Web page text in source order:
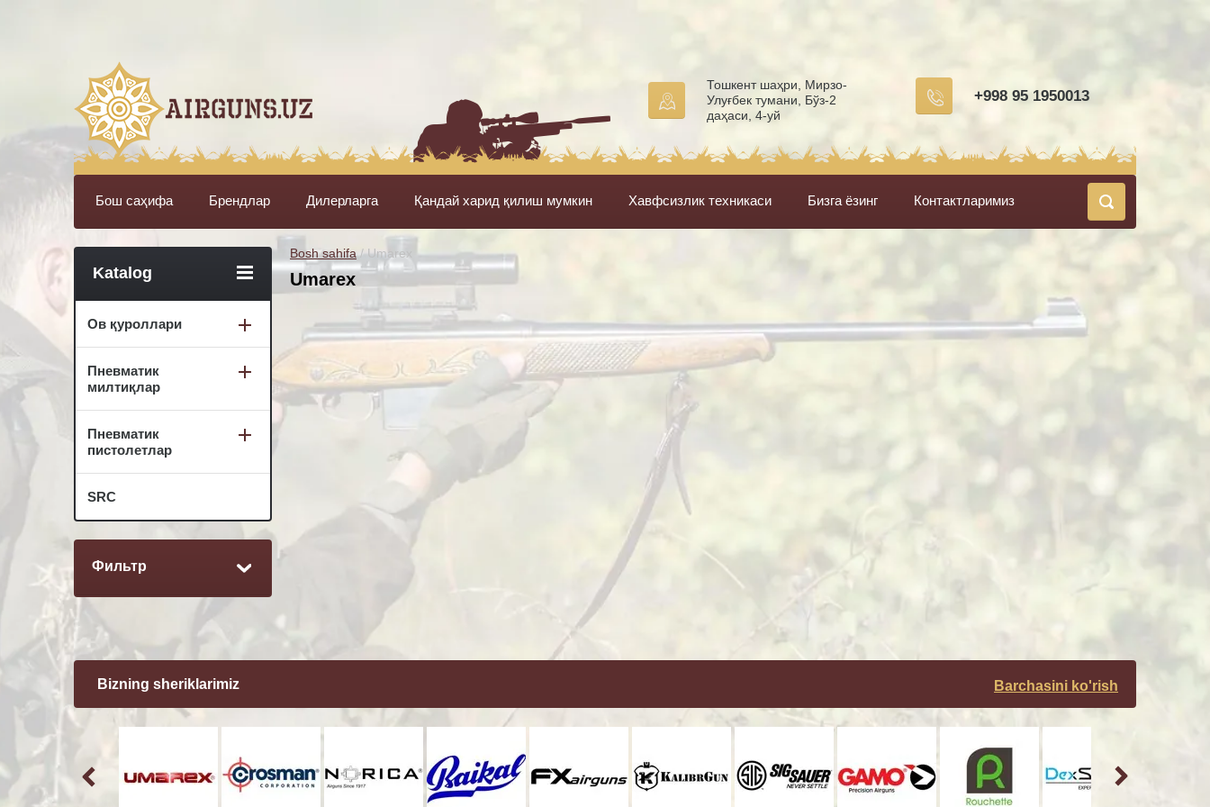
+998 95 1950013
Тошкент шаҳри, Мирзо-
Улуғбек тумани, Бўз-2
даҳаси, 4-уй
Бош саҳифа Брендлар Дилерларга Қандай харид қилиш мумкин Хавфсизлик техникаси Бизга ёзинг Контактларимиз
Bosh sahifa / Umarex
Umarex
Katalog
Ов қуроллари
Пневматик
милтиқлар
Пневматик
пистолетлар
SRC
Фильтр
Bizning sheriklarimiz Barchasini ko'rish